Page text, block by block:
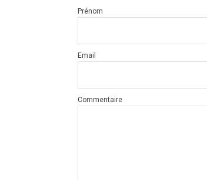
Prénom
Email
Commentaire